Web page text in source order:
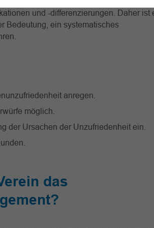
und -differenzierungen. Daher ist
Bedeutung, ein systematisches
anregen.
möglich.
der Ursachen der Unzufriedenheit ein.
das